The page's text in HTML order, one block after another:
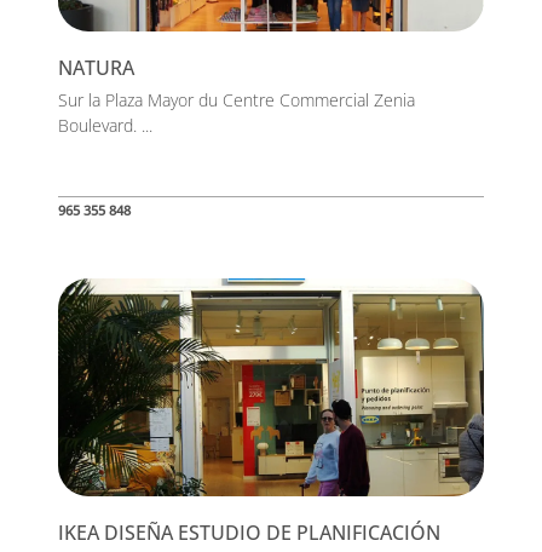
NATURA
Sur la Plaza Mayor du Centre Commercial Zenia
Boulevard. ...
965 355 848
IKEA DISEÑA ESTUDIO DE PLANIFICACIÓN